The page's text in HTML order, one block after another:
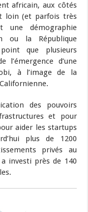
africain, aux côtés
loin (et parfois très
une démographie
ou la République
que plusieurs
l’émergence d’une
à l’image de la
des pouvoirs
et pour
aider les startups
plus de 1200
privés au
investi près de 140